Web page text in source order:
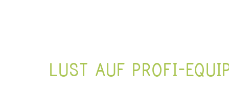
LUST AUF PROFI-